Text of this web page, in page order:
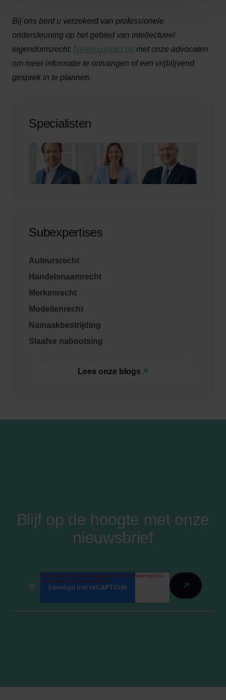
Bij ons bent u verzekerd van professionele
ondersteuning op het gebied van intellectueel
eigendomsrecht. Neem contact op met onze advocaten
om meer informatie te ontvangen of een vrijblijvend
gesprek in te plannen.
Specialisten
Subexpertises
Auteursrecht
Handelsnaamrecht
Merkenrecht
Modellenrecht
Namaakbestrijding
Slaafse nabootsing
Lees onze blogs
Blijf op de hoogte met onze
nieuwsbrief